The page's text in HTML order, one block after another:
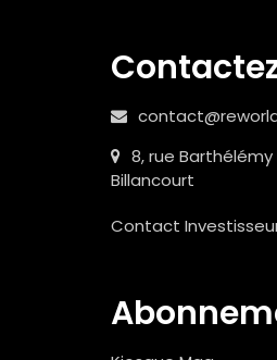
8, rue Barthélémy
Billancourt
Contact